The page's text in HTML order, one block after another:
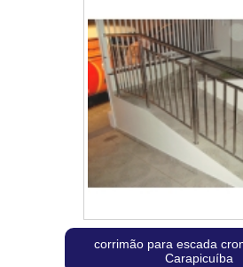
corrimão para escada
Carapicuíba